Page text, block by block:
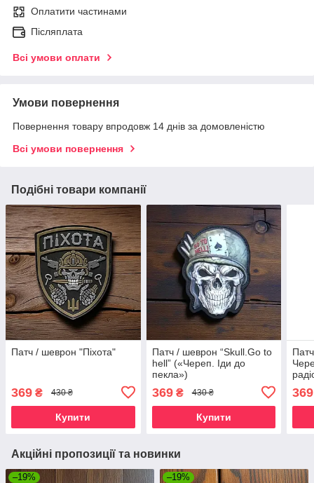
Оплатити частинами
Післяплата
Всі умови оплати
Умови повернення
Повернення товару впродовж 14 днів за домовленістю
Всі умови повернення
Подібні товари компанії
Патч / шеврон "Піхота"
369 ₴ 430 ₴
Купити
Патч / шеврон “Skull.Go to
hell” («Череп. Іди до
пекла»)
369₴ 430 ₴
Купити
369
Акційні пропозиції та новинки
–19% –19%